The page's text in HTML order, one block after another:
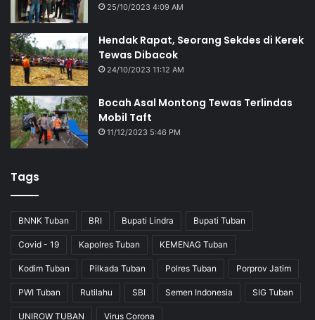
25/10/2023 4:09 AM
Hendak Rapat, Seorang Sekdes di Kerek
Tewas Dibacok
24/10/2023 11:12 AM
Bocah Asal Montong Tewas Terlindas
Mobil Taft
11/12/2023 5:46 PM
Tags
BNNK Tuban BRI Bupati Lindra Bupati Tuban
Covid - 19 Kapolres Tuban KEMENAG Tuban
Kodim Tuban Pilkada Tuban Polres Tuban Porprov Jatim
PWI Tuban Rutilahu SBI Semen Indonesia SIG Tuban
UNIROW TUBAN Virus Corona